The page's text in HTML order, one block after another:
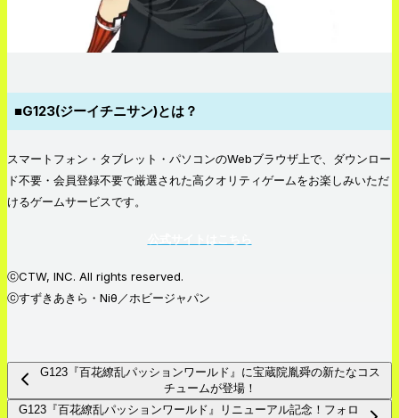
■G123(ジーイチニサン)とは？
スマートフォン・タブレット・パソコンのWebブラウザ上で、ダウンロー
ド不要・会員登録不要で厳選された高クオリティゲームをお楽しみいただ
けるゲームサービスです。
ⓒCTW, INC. All rights reserved.
ⓒすずきあきら・Niθ／ホビージャパン
G123『百花繚乱パッションワールド』に宝蔵院胤舜の新たなコス
チュームが登場！
G123『百花繚乱パッションワールド』リニューアル記念！フォロ